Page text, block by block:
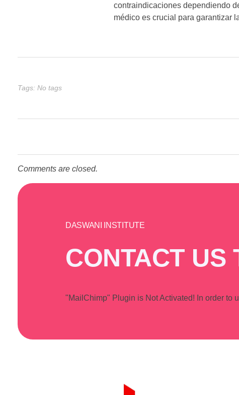
contraindicaciones dependiendo
médico es crucial para garantizar
Tags: No tags
Comments are closed.
DASWANI INSTITUTE
CONTACT US
"MailChimp" Plugin is Not Activated! In order to